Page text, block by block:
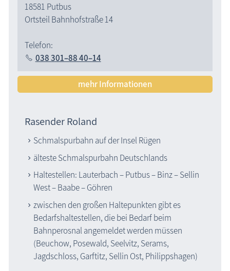
18581 Putbus
Ortsteil Bahnhofstraße 14
Telefon:
038 301–88 40–14
mehr Informationen
Rasender Roland
Schmalspurbahn auf der Insel Rügen
älteste Schmalspurbahn Deutschlands
Haltestellen: Lauterbach – Putbus – Binz – Sellin
West – Baabe – Göhren
zwischen den großen Haltepunkten gibt es
Bedarfshaltestellen, die bei Bedarf beim
Bahnperosnal angemeldet werden müssen
(Beuchow, Posewald, Seelvitz, Serams,
Jagdschloss, Garftitz, Sellin Ost, Philippshagen)